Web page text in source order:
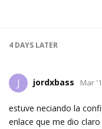
4 DAYS LATER
J jordxbass Mar
estuve neciando la
enlace que me dio